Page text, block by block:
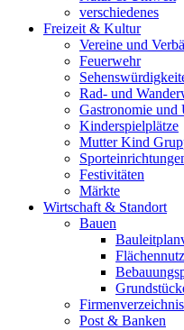
verschiedenes
Freizeit & Kultur
Vereine und
Feuerwehr
Rad- und
Gastronomie und
Kinderspielplätze
Mutter Kind
Festivitäten
Märkte
Wirtschaft & Standort
Bauen
Firmenverzeichnis
Post & Banken